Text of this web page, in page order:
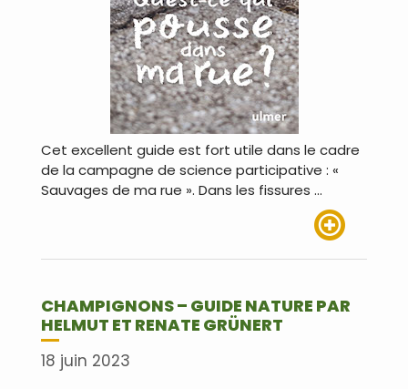
Cet excellent guide est fort utile dans le cadre
de la campagne de science participative : «
Sauvages de ma rue ». Dans les fissures …
CHAMPIGNONS – GUIDE NATURE PAR
HELMUT ET RENATE GRÜNERT
18 juin 2023